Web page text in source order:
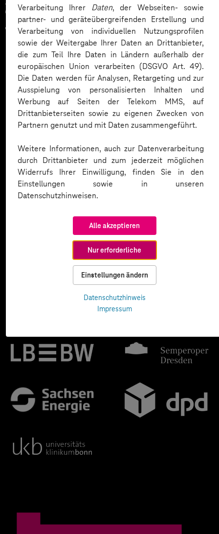
Verarbeitung Ihrer Daten, der Webseiten- sowie
partner- und geräteübergreifenden Erstellung und
Verarbeitung von individuellen Nutzungsprofilen
sowie der Weitergabe Ihrer Daten an Drittanbieter,
die zum Teil Ihre Daten in Ländern außerhalb der
europäischen Union verarbeiten (DSGVO Art. 49).
Die Daten werden für Analysen, Retargeting und zur
Ausspielung von personalisierten Inhalten und
Werbung auf Seiten der Telekom MMS, auf
Drittanbieterseiten sowie zu eigenen Zwecken von
Partnern genutzt und mit Daten zusammengeführt.
Weitere Informationen, auch zur Datenverarbeitung
durch Drittanbieter und zum jederzeit möglichen
Widerrufs Ihrer Einwilligung, finden Sie in den
Einstellungen sowie in unseren
Datenschutzhinweisen.
Alle akzeptieren
Nur erforderliche
Einstellungen ändern
Datenschutzhinweis
Impressum
Zahlreiche Unternehmen
vertrauen auf unsere
Expertise. Hier eine Auswahl: